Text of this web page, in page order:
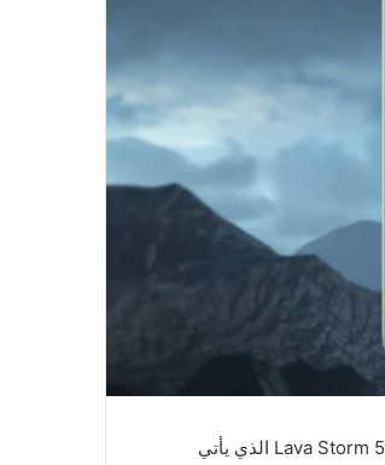
اليوم عن أحدث هواتفها الذكية في الخارج، وهو هاتف Lava Storm 5G الذي يأتي